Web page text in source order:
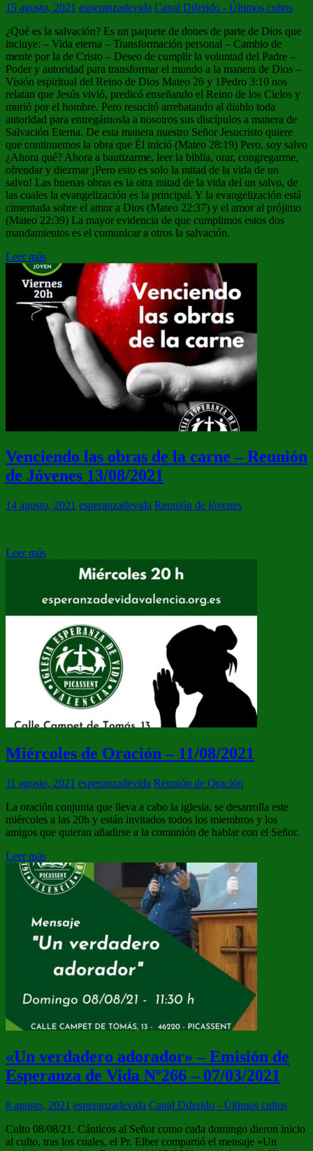
15 agosto, 2021 esperanzadevida Canal Diferido - Últimos cultos
¿Qué es la salvación? Es un paquete de dones de parte de Dios que
incluye: – Vida eterna – Transformación personal – Cambio de
mente por la de Cristo – Deseo de cumplir la voluntad del Padre –
Poder y autoridad para transformar el mundo a la manera de Dios –
Visión espiritual del Reino de Dios Mateo 26 y 1Pedro 3:10 nos
relatan que Jesús vivió, predicó enseñando el Reino de los Cielos y
murió por el hombre. Pero resucitó arrebatando al diablo toda
autoridad para entregárnosla a nosotros sus discípulos a manera de
Salvación Eterna. De esta manera nuestro Señor Jesucristo quiere
que continuemos la obra que Él inició (Mateo 28:19) Pero, soy salvo
¿Ahora qué? Ahora a bautizarme, leer la biblia, orar, congregarme,
ofrendar y diezmar ¡Pero esto es solo la mitad de la vida de un
salvo! Las buenas obras es la otra mitad de la vida del un salvo, de
las cuales la evangelización es la principal. Y la evangelización está
cimentada sobre el amor a Dios (Mateo 22:37) y el amor al prójimo
(Mateo 22:39) La mayor evidencia de que cumplimos estos dos
mandamientos es el comunicar a otros la salvación.
Leer más
Venciendo las obras de la carne – Reunión
de Jóvenes 13/08/2021
14 agosto, 2021 esperanzadevida Reunión de jóvenes
Leer más
Miércoles de Oración – 11/08/2021
11 agosto, 2021 esperanzadevida Reunión de Oración
La oración conjunta que lleva a cabo la iglesia, se desarrolla este
miércoles a las 20h y están invitados todos los miembros y los
amigos que quieran añadirse a la comunión de hablar con el Señor.
Leer más
«Un verdadero adorador» – Emisión de
Esperanza de Vida Nº266 – 07/03/2021
8 agosto, 2021 esperanzadevida Canal Diferido - Últimos cultos
Culto 08/08/21. Cánticos al Señor como cada domingo dieron inicio
al culto, tras los cuales, el Pr. Elber compartió el mensaje «Un